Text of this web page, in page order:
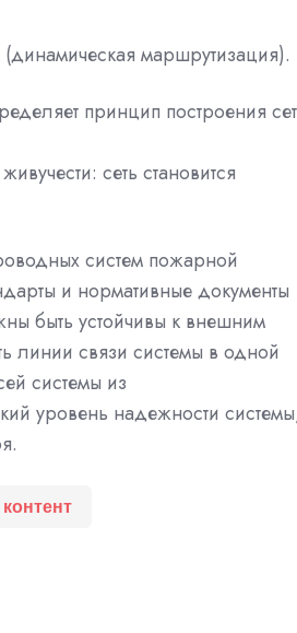
(динамическая маршрутизация).
принцип построения
сеть становится
систем пожарной
и нормативные документы
быть устойчивы к внешним
линии связи системы в одной
системы из
уровень надежности